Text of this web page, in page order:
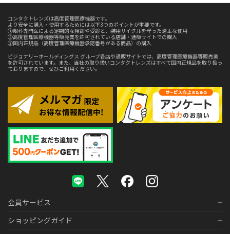
コンタクトレンズは高度管理医療機器です。
より安全に購入・使用するためには以下3つのポイントが重要です。
①眼科専門医による定期的な検診や受診と、装用サイクルを守った適正な使用
②高度管理医療機器等販売業を許可されている店舗・通販サイトでの購入
③国内正規品（高度管理医療機器承認番号がある商品）の購入
ビジョナリーホールディングス グループ各店や通販サイトでは、高度管理医療機器等販売業
を許可されています。また、当社の取り扱いコンタクトレンズはすべて国内正規品を取り扱っ
ておりますので、ぜひご利用ください。
会員サービス
ショッピングガイド